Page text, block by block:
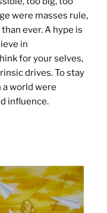
were masses rule,
ever. A hype is
in
for your selves,
drives. To stay
a world were
influence.